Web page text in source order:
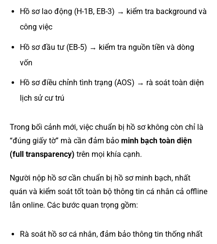
Hồ sơ lao động (H-1B, EB-3) → kiểm tra background và
công việc
Hồ sơ đầu tư (EB-5) → kiểm tra nguồn tiền và dòng
vốn
Hồ sơ điều chỉnh tình trạng (AOS) → rà soát toàn diện
lịch sử cư trú
Trong bối cảnh mới, việc chuẩn bị hồ sơ không còn chỉ là
“đúng giấy tờ” mà cần đảm bảo minh bạch toàn diện
(full transparency) trên mọi khía cạnh.
Người nộp hồ sơ cần chuẩn bị hồ sơ minh bạch, nhất
quán và kiểm soát tốt toàn bộ thông tin cá nhân cả offline
lẫn online. Các bước quan trọng gồm:
Rà soát hồ sơ cá nhân, đảm bảo thông tin thống nhất